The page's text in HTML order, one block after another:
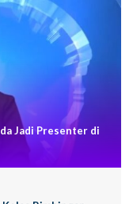
Jadi Presenter di